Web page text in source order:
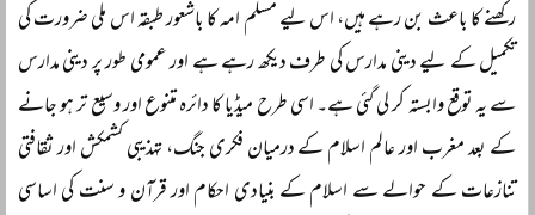
رکھنے کا باعث بن رہے ہیں، اس لیے مسلم امہ کا باشعور طبقہ اس ملی ضرورت کی
تکمیل کے لیے دینی مدارس کی طرف دیکھ رہے ہے اور عمومی طور پر دینی مدارس
سے یہ توقع وابستہ کر لی گئی ہے۔ اسی طرح میڈیا کا دائرہ متنوع اور وسیع تر ہو جانے
کے بعد مغرب اور عالم اسلام کے درمیان فکری جنگ، تہذیبی کشمکش اور ثقافتی
تنازعات کے حوالے سے اسلام کے بنیادی احکام اور قرآن و سنت کی اساسی